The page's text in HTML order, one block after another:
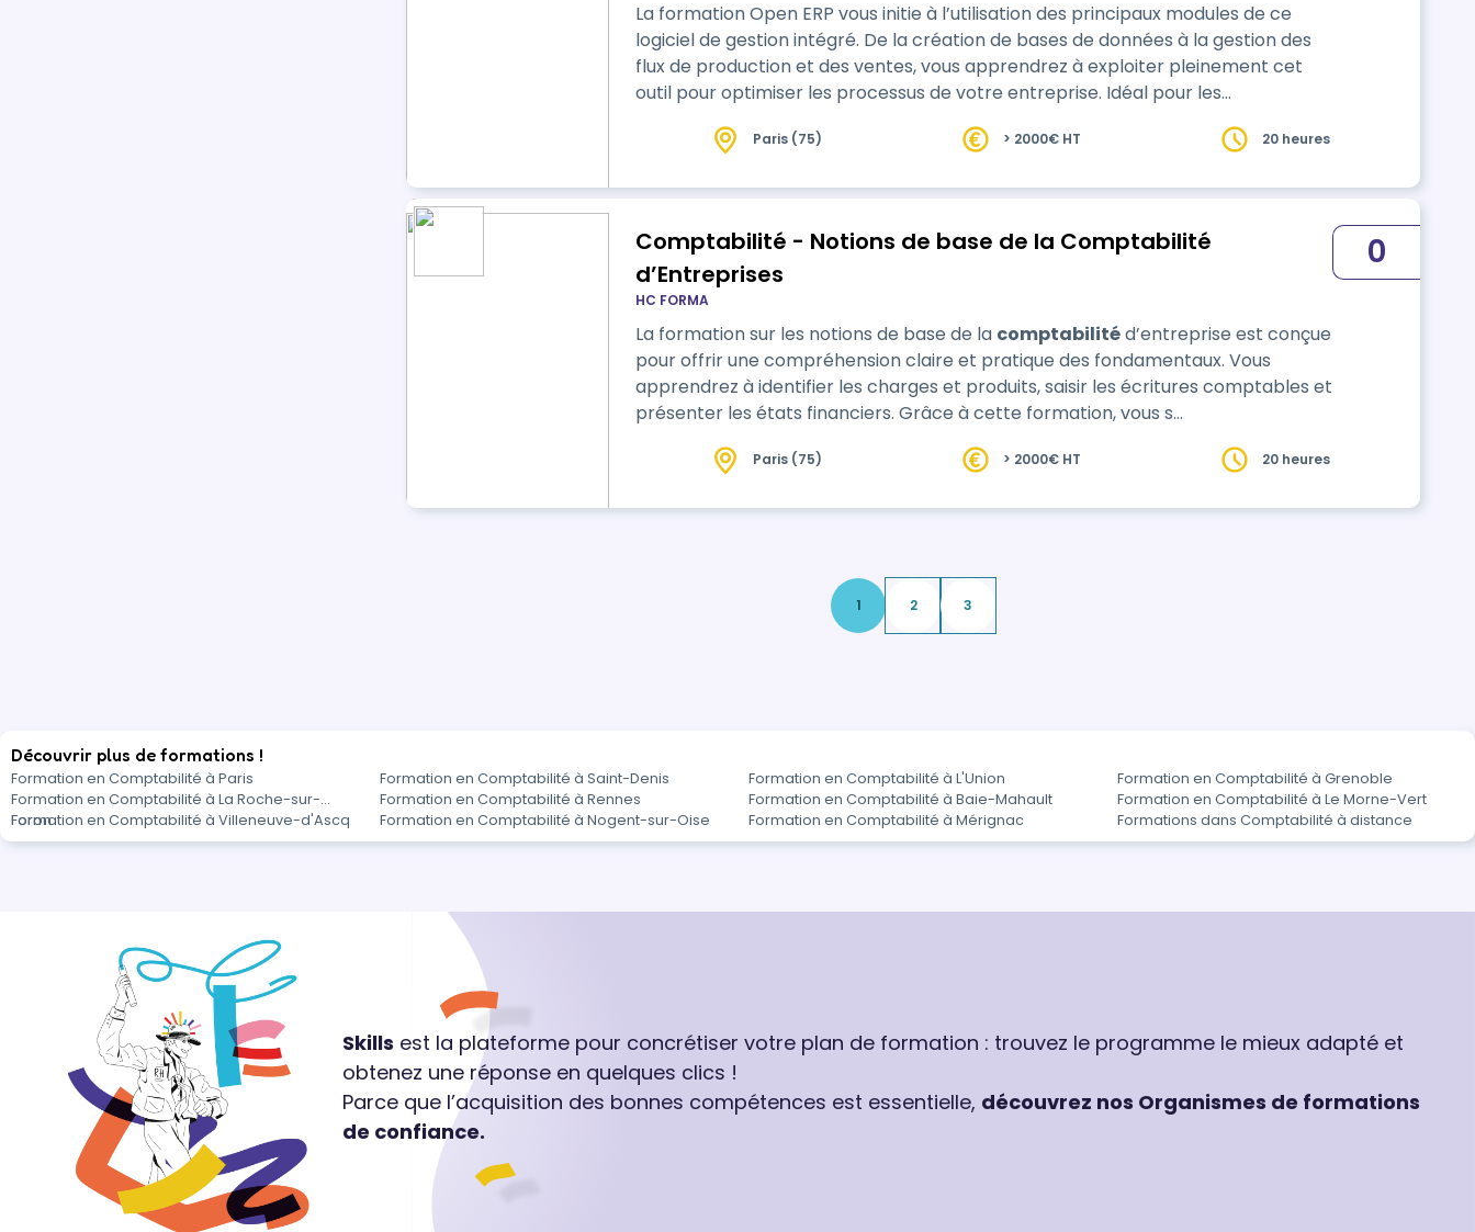
La formation Open ERP vous initie à l’utilisation des principaux modules de ce
logiciel de gestion intégré. De la création de bases de données à la gestion des
flux de production et des ventes, vous apprendrez à exploiter pleinement cet
outil pour optimiser les processus de votre entreprise. Idéal pour les
données et d’améliorer votre productivité. • Pourquoi choisir cette formation ?
Paris (75) > 2000€ HT 20 heures
Comptabilité - Notions de base de la Comptabilité
d’Entreprises
HC FORMA
La formation sur les notions de base de la comptabilitéd’entreprise est conçue
pour offrir une compréhension claire et pratique des fondamentaux. Vous
apprendrez à identifier les charges et produits, saisir les écritures comptables et
présenter les états financiers. Grâce à cette formation, vous s…
0
Paris (75) > 2000€ HT 20 heures
1 2 3
Découvrir plus de formations !
Formation en Comptabilité à Paris Formation en Comptabilité à Saint-Denis Formation en Comptabilité à L'Union
Formation en Comptabilité à Grenoble
Formation en Comptabilité à La Roche-sur-
Foron
Formation en Comptabilité à Rennes Formation en Comptabilité à Baie-Mahault
Formation en Comptabilité à Le Morne-Vert
Formation en Comptabilité à Villeneuve-d'Ascq
Formation en Comptabilité à Nogent-sur-Oise Formation en Comptabilité à Mérignac Formations dans Comptabilité à distance
Skills est la plateforme pour concrétiser votre plan de formation : trouvez le programme le mieux adapté et
obtenez une réponse en quelques clics !
Parce que l’acquisition des bonnes compétences est essentielle, découvrez nos Organismes de formations
de confiance.